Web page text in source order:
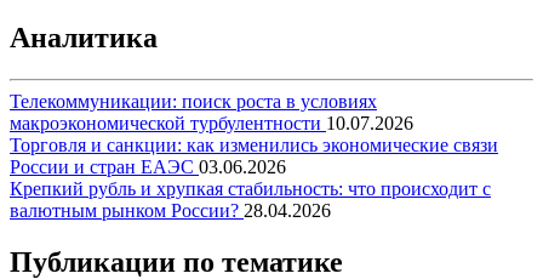
Аналитика
Телекоммуникации: поиск роста в условиях
макроэкономической турбулентности 10.07.2026
Торговля и санкции: как изменились экономические связи
России и стран ЕАЭС 03.06.2026
Крепкий рубль и хрупкая стабильность: что происходит с
валютным рынком России? 28.04.2026
Публикации по тематике